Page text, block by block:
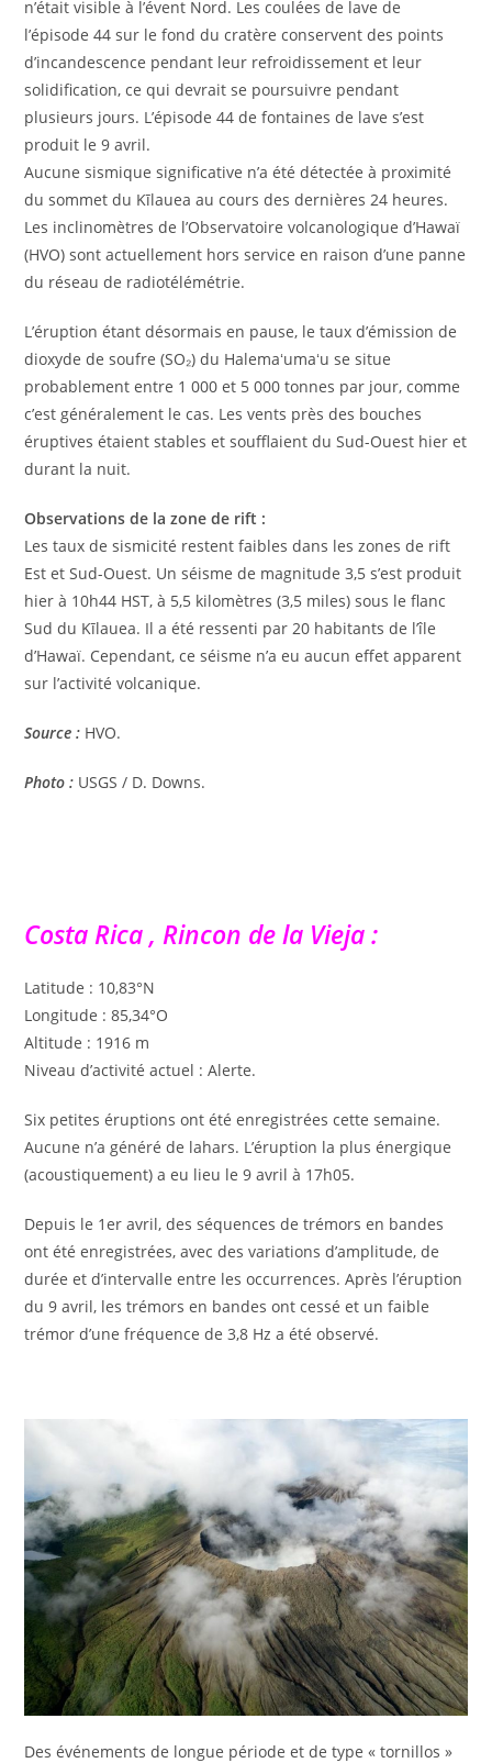
n’était visible à l’évent Nord. Les coulées de lave de
l’épisode 44 sur le fond du cratère conservent des points
d’incandescence pendant leur refroidissement et leur
solidification, ce qui devrait se poursuivre pendant
plusieurs jours. L’épisode 44 de fontaines de lave s’est
produit le 9 avril.
Aucune sismique significative n’a été détectée à proximité
du sommet du Kīlauea au cours des dernières 24 heures.
Les inclinomètres de l’Observatoire volcanologique d’Hawaï
(HVO) sont actuellement hors service en raison d’une panne
du réseau de radiotélémétrie.
L’éruption étant désormais en pause, le taux d’émission de
dioxyde de soufre (SO₂) du Halemaʻumaʻu se situe
probablement entre 1 000 et 5 000 tonnes par jour, comme
c’est généralement le cas. Les vents près des bouches
éruptives étaient stables et soufflaient du Sud-Ouest hier et
durant la nuit.
Observations de la zone de rift :
Les taux de sismicité restent faibles dans les zones de rift
Est et Sud-Ouest. Un séisme de magnitude 3,5 s’est produit
hier à 10h44 HST, à 5,5 kilomètres (3,5 miles) sous le flanc
Sud du Kīlauea. Il a été ressenti par 20 habitants de l’île
d’Hawaï. Cependant, ce séisme n’a eu aucun effet apparent
sur l’activité volcanique.
Source : HVO.
Photo : USGS / D. Downs.
Costa Rica , Rincon de la Vieja :
Latitude : 10,83°N
Longitude : 85,34°O
Altitude : 1916 m
Niveau d’activité actuel : Alerte.
Six petites éruptions ont été enregistrées cette semaine.
Aucune n’a généré de lahars. L’éruption la plus énergique
(acoustiquement) a eu lieu le 9 avril à 17h05.
Depuis le 1er avril, des séquences de trémors en bandes
ont été enregistrées, avec des variations d’amplitude, de
durée et d’intervalle entre les occurrences. Après l’éruption
du 9 avril, les trémors en bandes ont cessé et un faible
trémor d’une fréquence de 3,8 Hz a été observé.
Des événements de longue période et de type « tornillos »